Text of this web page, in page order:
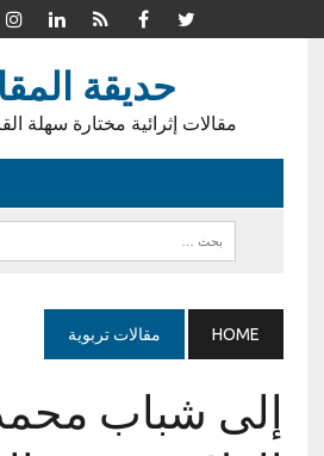
حديقة
مقالات إثرائية مختارة سهلة
HOME مقالات تربوية
إلى شباب